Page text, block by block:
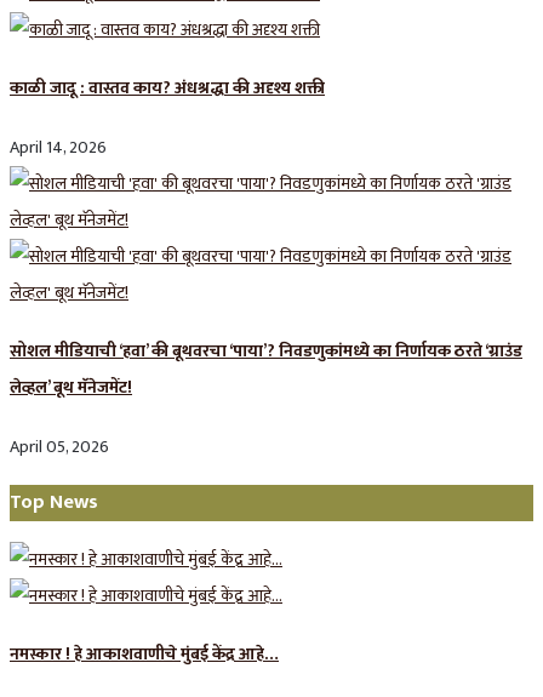
काळी जादू : वास्तव काय? अंधश्रद्धा की अदृश्य शक्ती
April 14, 2026
सोशल मीडियाची ‘हवा’ की बूथवरचा ‘पाया’? निवडणुकांमध्ये का निर्णायक ठरते ‘ग्राउंड
लेव्हल’ बूथ मॅनेजमेंट!
April 05, 2026
Top News
नमस्कार ! हे आकाशवाणीचे मुंबई केंद्र आहे…